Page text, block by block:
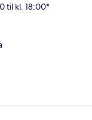
til kl. 18:00*